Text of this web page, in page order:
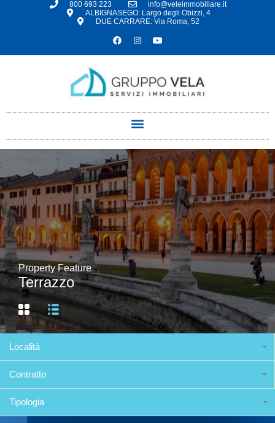
800 693 223
info@veleimmobiliare.it
ALBIGNASEGO: Largo degli Obizzi, 4
DUE CARRARE: Via Roma, 52
Property Feature
Terrazzo
Località
Contratto
Tipologia